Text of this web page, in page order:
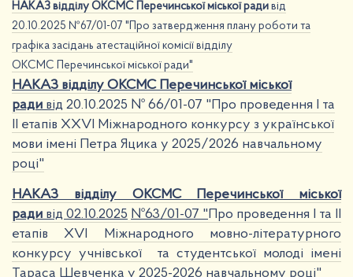
НАКАЗ відділу ОКСМС Перечинської міської ради від
20.10.2025 №67/01-07 "Про затвердження плану роботи та
графіка засідань атестаційної комісії відділу
ОКСМС Перечинської міської ради"
НАКАЗ відділу ОКСМС Перечинської міської
ради від 20.10.2025 № 66/01-07 "Про проведення І та
ІІ етапів ХХVІ Міжнародного конкурсу з української
мови імені Петра Яцика у 2025/2026 навчальному
році"
НАКАЗ відділу ОКСМС Перечинської міської
ради від 02.10.2025 №63/01-07 "Про проведення І та ІІ
етапів ХVІ Міжнародного мовно-літературного
конкурсу учнівської та студентської молоді імені
Тараса Шевченка у 2025-2026 навчальному році"